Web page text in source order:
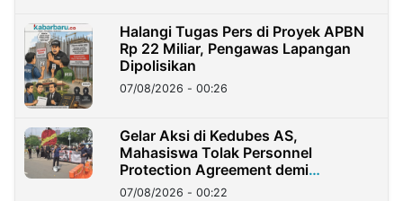
Halangi Tugas Pers di Proyek APBN
Rp 22 Miliar, Pengawas Lapangan
Dipolisikan
07/08/2026 - 00:26
Gelar Aksi di Kedubes AS,
Mahasiswa Tolak Personnel
Protection Agreement demi
Kedaulatan Negara
07/08/2026 - 00:22